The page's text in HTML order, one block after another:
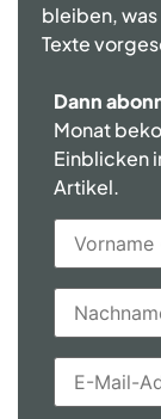
bleiben,
Texte
Dann
Monat
Einblicken
Artikel.